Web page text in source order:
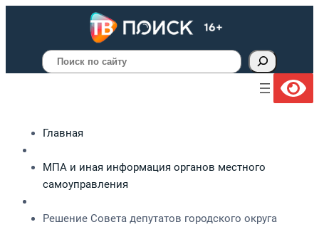
Поиск
Главная
МПА и иная информация органов местного
самоуправления
Решение Совета депутатов городского округа